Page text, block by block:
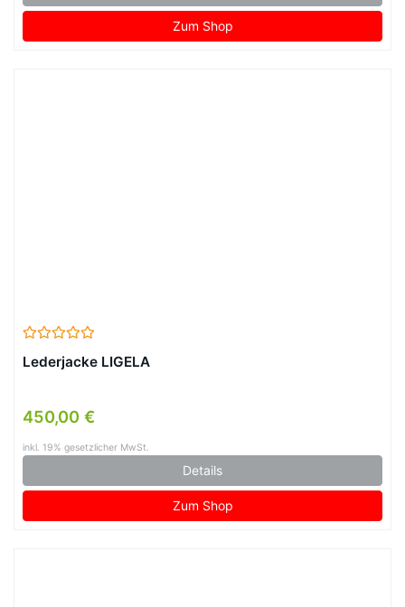
Zum Shop
Lederjacke LIGELA
450,00 €
inkl. 19% gesetzlicher MwSt.
Details
Zum Shop